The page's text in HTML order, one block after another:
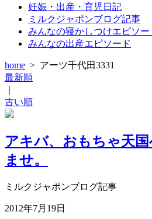
妊娠・出産・育児日記
ミルクジャポンブログ記事
みんなの寝かしつけエピソー
みんなの出産エピソード
home > アーツ千代田3331
最新順
古い順
アキバ、おもちゃ天
ませ。
ミルクジャポンブログ記事
2012年7月19日